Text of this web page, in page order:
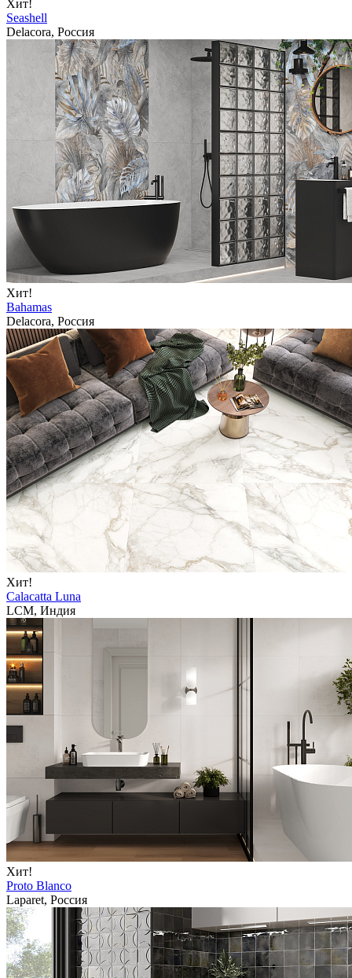
Хит!
Seashell
Delacora, Россия
Хит!
Bahamas
Delacora, Россия
Хит!
Calacatta Luna
LCM, Индия
Хит!
Proto Blanco
Laparet, Россия